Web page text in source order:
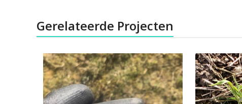
Gerelateerde Projecten